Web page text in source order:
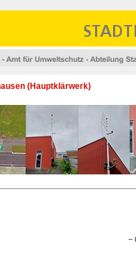
(Hauptklärwerk)
--